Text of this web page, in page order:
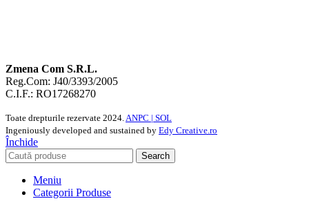
Zmena Com S.R.L.
Reg.Com: J40/3393/2005
C.I.F.: RO17268270
Toate drepturile rezervate 2024.ANPC | SOL
Ingeniously developed and sustained by Edy Creative.ro
Închide
Search
Meniu
Categorii Produse